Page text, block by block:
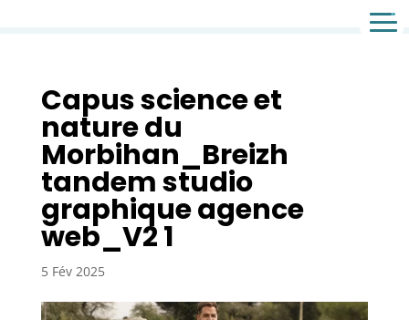
Capus science et
nature du
Morbihan_Breizh
tandem studio
graphique agence
web_V2 1
5 Fév 2025